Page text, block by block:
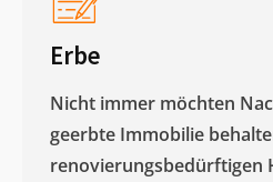
Erbe
Nicht immer möchten
geerbte Immobilie
renovierungsbedürftigen